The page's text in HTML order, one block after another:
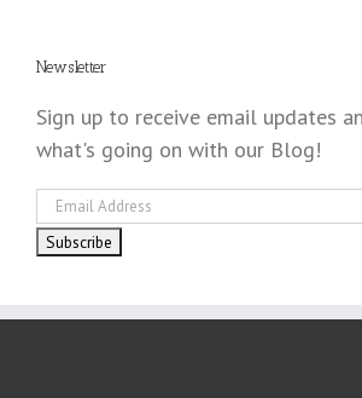
Newsletter
Sign up to receive email updates
what's going on with our Blog!